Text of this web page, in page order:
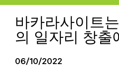
바카라사이트
의 일자리 창출
06/10/2022